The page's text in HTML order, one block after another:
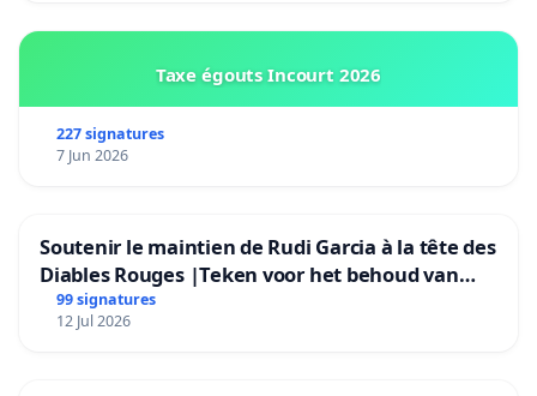
Taxe égouts Incourt 2026
227 signatures
7 Jun 2026
Soutenir le maintien de Rudi Garcia à la tête des
Diables Rouges |Teken voor het behoud van
Rudi Garcia als bondscoach
99 signatures
12 Jul 2026